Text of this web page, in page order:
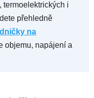
termoelektrických i
přehledně
na
objemu, napájení a